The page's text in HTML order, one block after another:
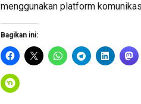
menggunakan platform
Bagikan ini: